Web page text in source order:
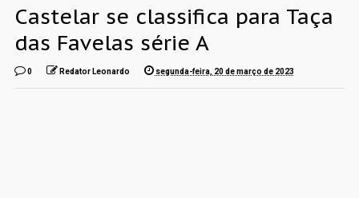
Castelar se classifica para Taça
das Favelas série A
0 Redator Leonardo segunda-feira, 20 de março de 2023